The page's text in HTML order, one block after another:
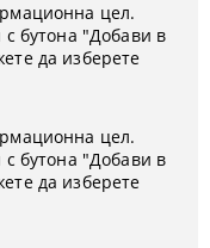
цел.
с бутона "Добави в
да изберете
цел.
с бутона "Добави в
да изберете